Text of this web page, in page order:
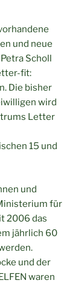
und neue
Scholl
fit:
Die bisher
wird
Letter
15 und
und
für
2006 das
jährlich 60
und der
waren